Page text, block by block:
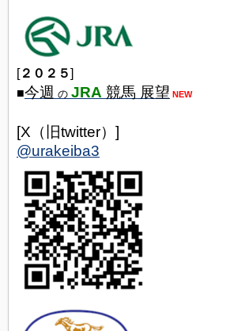
[２０２５]
■今週 の JRA 競馬 展望 NEW
[X（旧twitter）]
@urakeiba3